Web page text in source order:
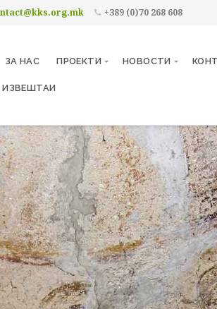
+389 (0)70 268 608
ЗА НАС ПРОЕКТИ НОВОСТИ